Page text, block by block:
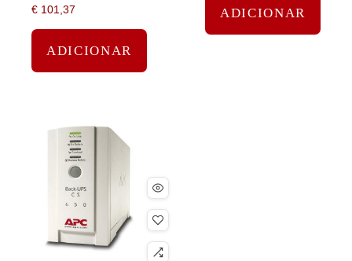
de chumbo – preto
€ 101,37
ADICIONAR
ADICIONAR